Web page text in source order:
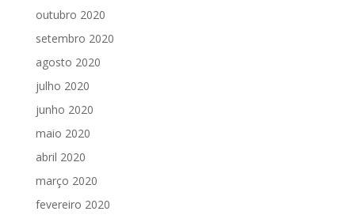
outubro 2020
setembro 2020
agosto 2020
julho 2020
junho 2020
maio 2020
abril 2020
março 2020
fevereiro 2020